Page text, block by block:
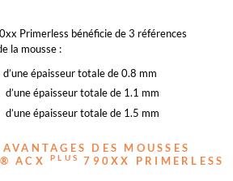
Primerless bénéficie de 3 références
la mousse :
d’une épaisseur totale de 0.8 mm
d’une épaisseur totale de 1.1 mm
d’une épaisseur totale de 1.5 mm
DES MOUSSES
ACX
PLUS790XX PRIMERLESS